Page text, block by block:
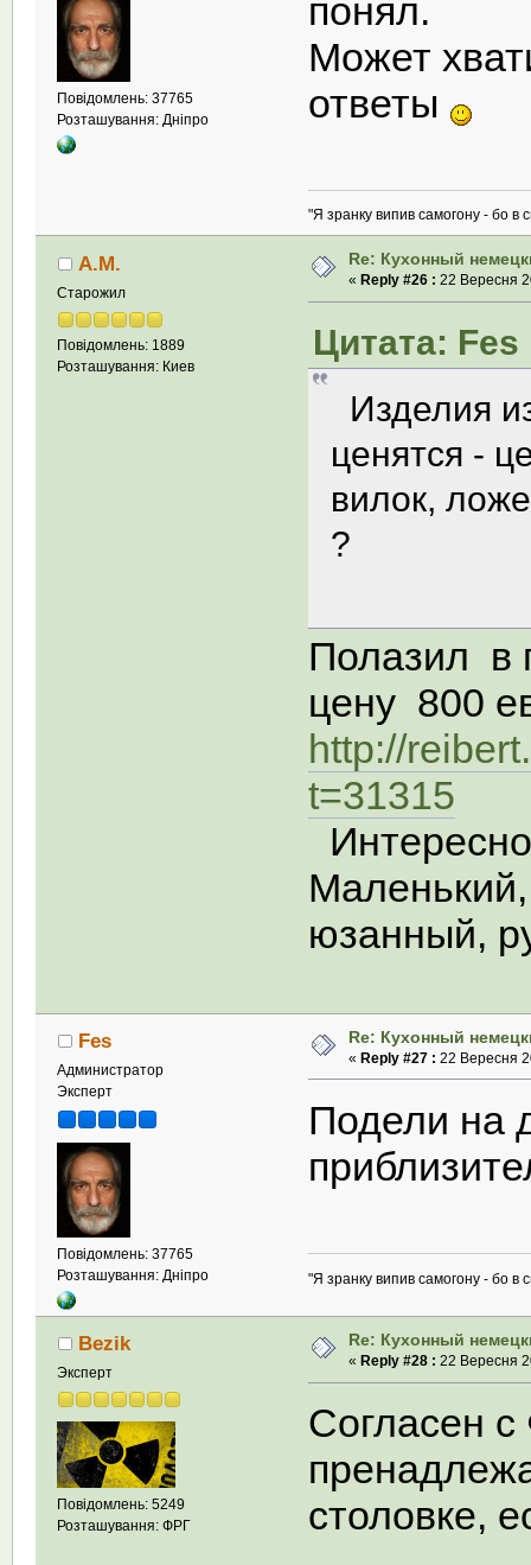
Повідомлень: 37765
Розташування: Дніпро
понял.
Может
ответы
"Я зранку випив самогону - бо в
А.М.
Старожил
Повідомлень: 1889
Розташування: Киев
Re: Кухонный
« Reply #26 : 22 Вересня
Цитата: Fes
Изделия
ценятся -
вилок,
?
Полазил в
цену 800
http://
t=31315
Маленький,
юзанный,
Fes
Администратор
Эксперт
Повідомлень: 37765
Розташування: Дніпро
Re: Кухонный
« Reply #27 : 22 Вересня
Подели на
"Я зранку випив самогону - бо в
Bezik
Эксперт
Повідомлень: 5249
Розташування: ФРГ
Re: Кухонный
« Reply #28 : 22 Вересня
Согласен
столовке,